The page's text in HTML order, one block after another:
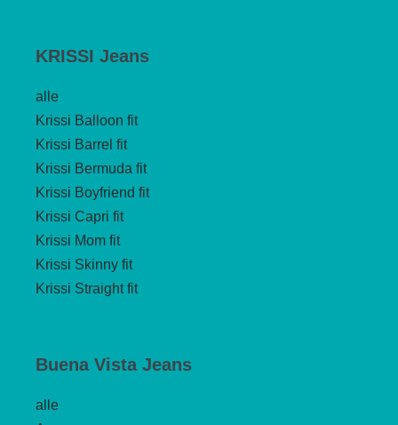
KRISSI Jeans
alle
Krissi Balloon fit
Krissi Barrel fit
Krissi Bermuda fit
Krissi Boyfriend fit
Krissi Capri fit
Krissi Mom fit
Krissi Skinny fit
Krissi Straight fit
Buena Vista Jeans
alle